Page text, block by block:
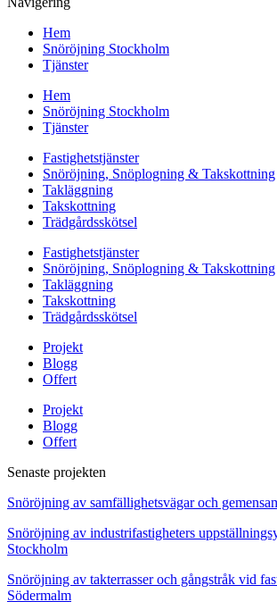
Hem
Snöröjning Stockholm
Tjänster
Hem
Snöröjning Stockholm
Tjänster
Fastighetstjänster
Snöröjning, Snöplogning & Takskottning
Takläggning
Takskottning
Trädgårdsskötsel
Fastighetstjänster
Snöröjning, Snöplogning & Takskottning
Takläggning
Takskottning
Trädgårdsskötsel
Projekt
Blogg
Offert
Projekt
Blogg
Offert
Senaste projekten
Snöröjning av samfällighetsvägar och
Snöröjning av industrifastigheters
Stockholm
Snöröjning av takterrasser och gångstråk vid
Södermalm